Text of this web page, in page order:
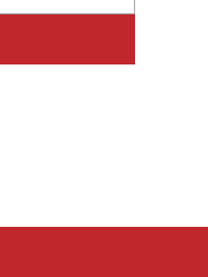
悅徹底溫暖
#no.28